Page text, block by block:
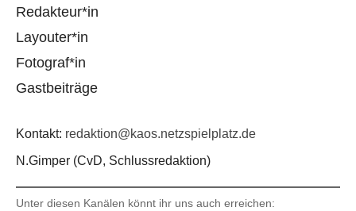
Redakteur*in
Layouter*in
Fotograf*in
Gastbeiträge
Kontakt: redaktion@kaos.netzspielplatz.de
N.Gimper (CvD, Schlussredaktion)
Unter diesen Kanälen könnt ihr uns auch erreichen: